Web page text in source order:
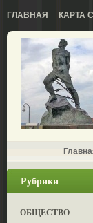
ГЛАВНАЯ КАРТА
Рубрики
ОБЩЕСТВО